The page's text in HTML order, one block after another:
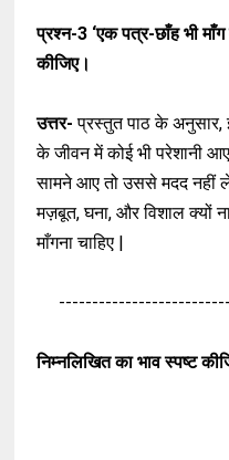
प्रश्न-3 ‘एक पत्र-छाँह भी
कीजिए।
उत्तर-प्रस्तुत पाठ के
के जीवन में कोई भी परेशानी
सामने आए तो उससे मदद नहीं
मज़बूत, घना, और विशाल क्यों
माँगना चाहिए |
निम्नलिखित का भाव स्पष्ट